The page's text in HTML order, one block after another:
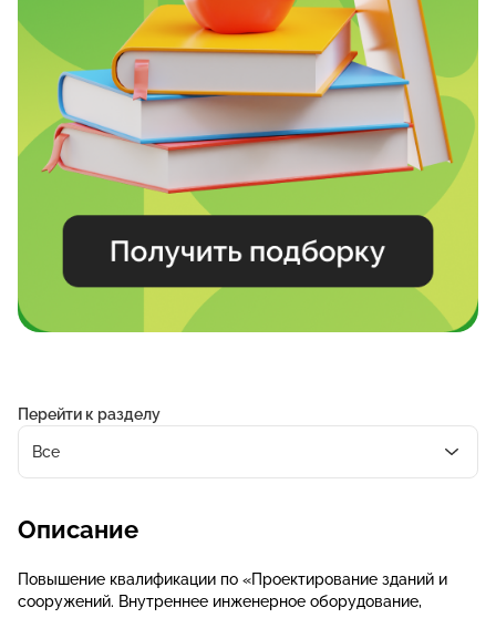
Перейти к разделу
Все
Описание
Повышение квалификации по «Проектирование зданий и
сооружений. Внутреннее инженерное оборудование,